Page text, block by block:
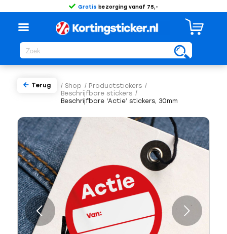
Gratis bezorging vanaf 75,-
/ Shop / Productstickers /
Beschrijfbare stickers /
Beschrijfbare ‘Actie’ stickers, 30mm
Terug
Volgende